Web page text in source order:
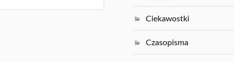
Ciekawostki
Czasopisma